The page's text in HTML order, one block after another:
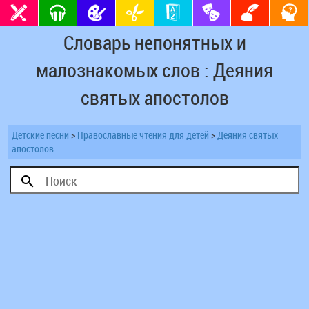
Словарь непонятных и
малознакомых слов : Деяния
святых апостолов
Детские песни > Православные чтения для детей > Деяния святых
апостолов